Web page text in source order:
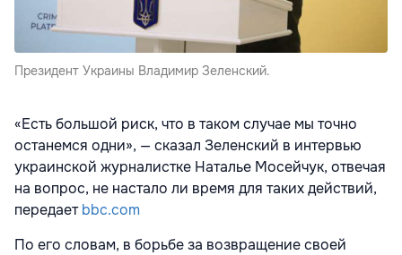
Президент Украины Владимир Зеленский.
«Есть большой риск, что в таком случае мы точно
останемся одни», — сказал Зеленский в интервью
украинской журналистке Наталье Мосейчук, отвечая
на вопрос, не настало ли время для таких действий,
передаетbbc.com
По его словам, в борьбе за возвращение своей